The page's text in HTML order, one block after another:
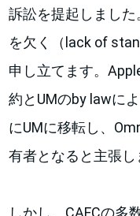
訴訟を提起しまし
を欠く（lack of
申し立てます。
約とUMのby lawに
にUMに移転し、
有者となると主張し
しかし、CAFCの多